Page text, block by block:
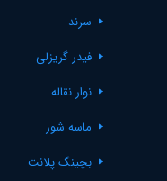
سرند
فیدر گریزلی
نوار نقاله
ماسه شور
بچینگ پلانت